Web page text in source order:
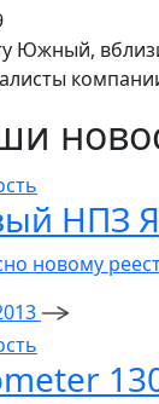
Южный,
НПЗ
новому